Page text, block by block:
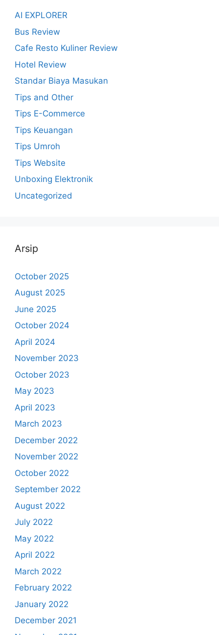
AI EXPLORER
Bus Review
Cafe Resto Kuliner Review
Hotel Review
Standar Biaya Masukan
Tips and Other
Tips E-Commerce
Tips Keuangan
Tips Umroh
Tips Website
Unboxing Elektronik
Uncategorized
Arsip
October 2025
August 2025
June 2025
October 2024
April 2024
November 2023
October 2023
May 2023
April 2023
March 2023
December 2022
November 2022
October 2022
September 2022
August 2022
July 2022
May 2022
April 2022
March 2022
February 2022
January 2022
December 2021